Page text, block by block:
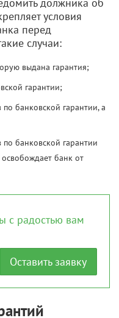
условия
перед
случаи:
выдана гарантия;
гарантии;
банковской гарантии, а
по банковской гарантии
банк от
с радостью вам
Оставить заявку